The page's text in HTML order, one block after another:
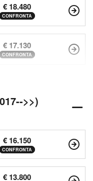
€ 18.480
CONFRONTA
€ 17.130
CONFRONTA
>>)
€ 16.150
CONFRONTA
€ 13.800